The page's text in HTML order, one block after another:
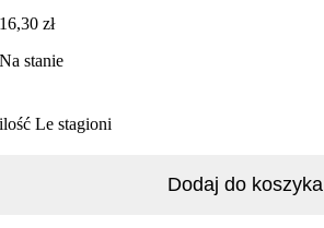
16,30zł
Na stanie
ilość Le stagioni
Dodaj do koszyka